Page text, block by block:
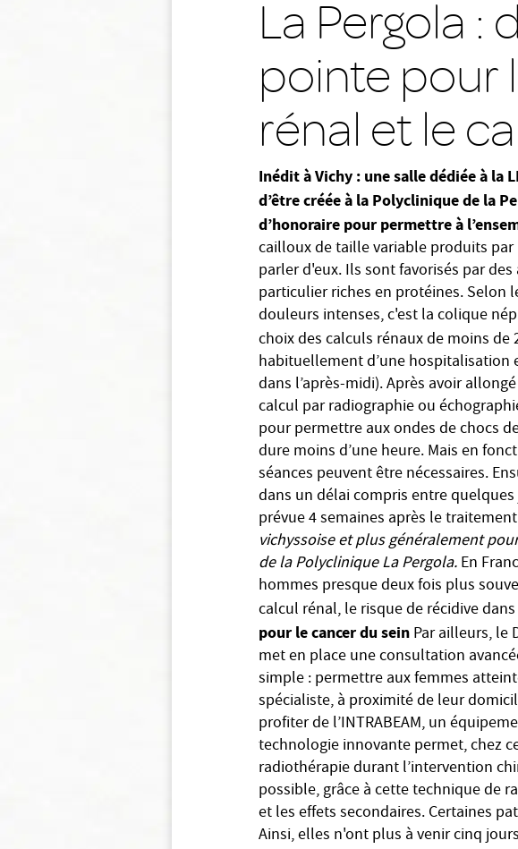
La Pergola
pointe pour
rénal et le
Inédit à Vichy : une salle dédiée à la
d’être créée à la Polyclinique de la
d’honoraire pour permettre à
cailloux de taille variable produits
parler d'eux. Ils sont favorisés par
particulier riches en protéines.
douleurs intenses, c'est la colique
choix des calculs rénaux de moins de
habituellement d’une hospitalisation
dans l’après-midi). Après avoir
calcul par radiographie ou
pour permettre aux ondes de chocs
dure moins d’une heure. Mais en
séances peuvent être nécessaires.
dans un délai compris entre
prévue 4 semaines après le
vichyssoise et plus généralement
de la Polyclinique La Pergola.En
hommes presque deux fois plus
calcul rénal, le risque de récidive
pour le cancer du sein Par ailleurs, le
met en place une consultation
simple : permettre aux femmes
spécialiste, à proximité de leur
profiter de l’INTRABEAM, un
technologie innovante permet, chez
radiothérapie durant l’intervention
possible, grâce à cette technique de
et les effets secondaires. Certaines
Ainsi, elles n'ont plus à venir cinq